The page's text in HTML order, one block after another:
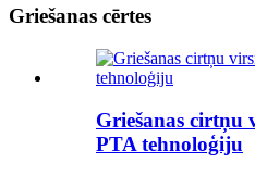
Griešanas cērtes
Griešanas cirtņu
PTA tehnoloģiju